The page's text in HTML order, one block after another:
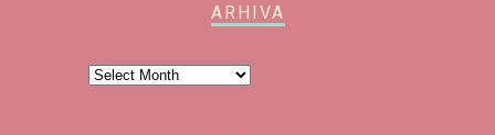
ARHIVA
Arhiva